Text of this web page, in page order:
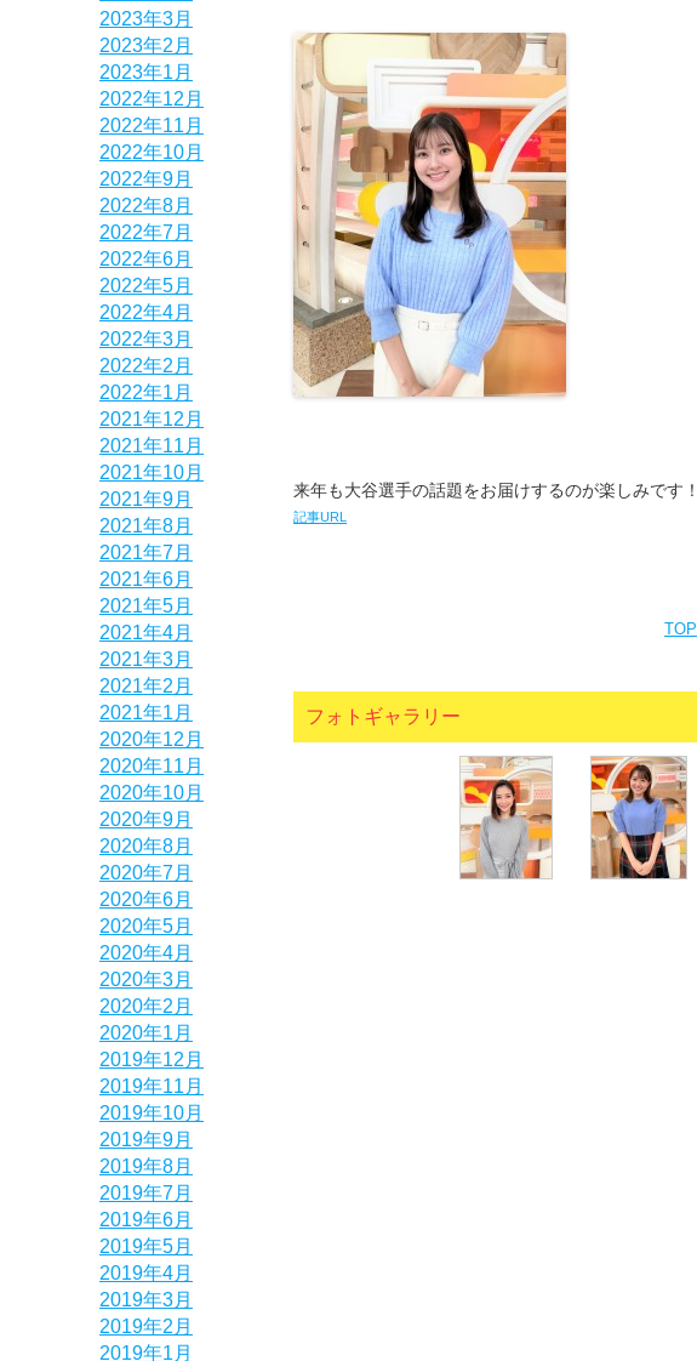
2023年3月
2023年2月
2023年1月
2022年12月
2022年11月
2022年10月
2022年9月
2022年8月
2022年7月
2022年6月
2022年5月
2022年4月
2022年3月
2022年2月
2022年1月
2021年12月
2021年11月
2021年10月
2021年9月
2021年8月
2021年7月
2021年6月
2021年5月
2021年4月
2021年3月
2021年2月
2021年1月
2020年12月
2020年11月
2020年10月
2020年9月
2020年8月
2020年7月
2020年6月
2020年5月
2020年4月
2020年3月
2020年2月
2020年1月
2019年12月
2019年11月
2019年10月
2019年9月
2019年8月
2019年7月
2019年6月
2019年5月
2019年4月
2019年3月
2019年2月
2019年1月
来年も大谷選手の話題をお届けするのが楽しみです！
記事URL
TOP
フォトギャラリー